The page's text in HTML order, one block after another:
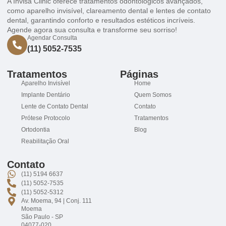
como aparelho invisível, clareamento dental e lentes de contato
dental, garantindo conforto e resultados estéticos incríveis.
Agende agora sua consulta e transforme seu sorriso!
Agendar Consulta
(11) 5052-7535
Tratamentos
Aparelho Invisível
Implante Dentário
Lente de Contato Dental
Prótese Protocolo
Ortodontia
Reabilitação Oral
Páginas
Home
Quem Somos
Contato
Tratamentos
Blog
Contato
(11) 5194 6637
(11) 5052-7535
(11) 5052-5312
Av. Moema, 94 | Conj. 111
Moema
São Paulo - SP